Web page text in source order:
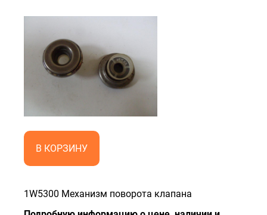
В КОРЗИНУ
1W5300 Механизм поворота клапана